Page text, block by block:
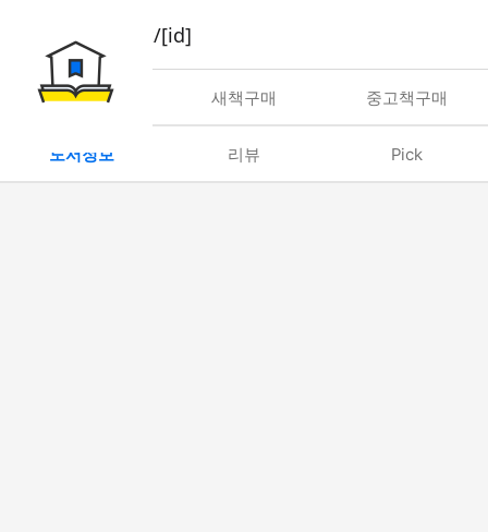
book/rent/[id]
대여 새책구매 중고책구매
도서정보 리뷰 Pick